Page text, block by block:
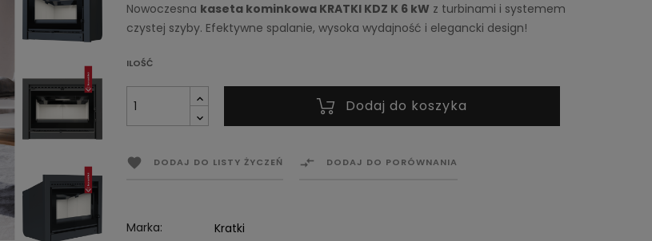
Nowoczesna kaseta kominkowa KRATKI KDZ K 6 kW z turbinami i systemem
czystej szyby. Efektywne spalanie, wysoka wydajność i elegancki design!
ILOŚĆ
Dodaj do koszyka
 DODAJ DO LISTY ŻYCZEŃ  DODAJ DO PORÓWNANIA
Marka: Kratki